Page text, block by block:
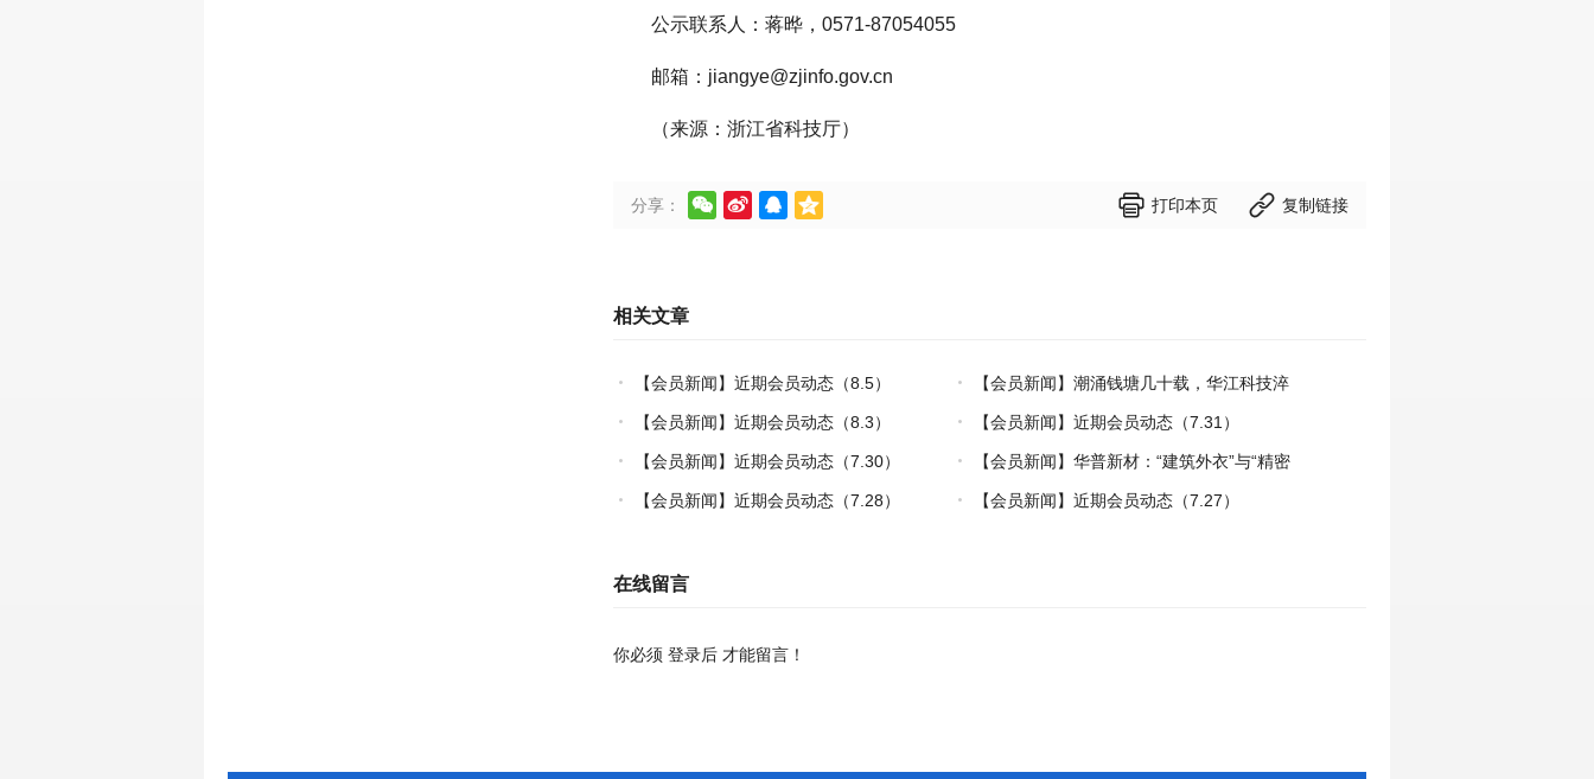
公示联系人：蒋晔，0571-87054055
邮箱：jiangye@zjinfo.gov.cn
（来源：浙江省科技厅）
分享：      打印本页  复制链接
相关文章
【会员新闻】近期会员动态（8.5）
【会员新闻】潮涌钱塘几十载，华江科技淬
炼热塑复材中国力量
【会员新闻】近期会员动态（8.3） 【会员新闻】近期会员动态（7.31）
【会员新闻】近期会员动态（7.30）
【会员新闻】华普新材：“建筑外衣”与“精密
制造”的双轮驱动之路
【会员新闻】近期会员动态（7.28） 【会员新闻】近期会员动态（7.27）
在线留言
你必须 登录后 才能留言！